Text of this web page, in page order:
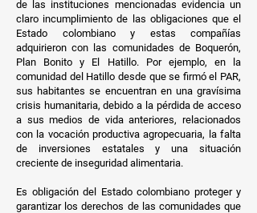
de las instituciones mencionadas evidencia un
claro incumplimiento de las obligaciones que el
Estado colombiano y estas compañías
adquirieron con las comunidades de Boquerón,
Plan Bonito y El Hatillo. Por ejemplo, en la
comunidad del Hatillo desde que se firmó el PAR,
sus habitantes se encuentran en una gravísima
crisis humanitaria, debido a la pérdida de acceso
a sus medios de vida anteriores, relacionados
con la vocación productiva agropecuaria, la falta
de inversiones estatales y una situación
creciente de inseguridad alimentaria.
Es obligación del Estado colombiano proteger y
garantizar los derechos de las comunidades que